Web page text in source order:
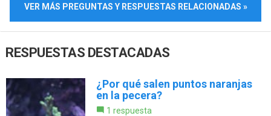
VER MÁS PREGUNTAS Y RESPUESTAS RELACIONADAS »
RESPUESTAS DESTACADAS
¿Por qué salen puntos naranjas
en la pecera?
1 respuesta